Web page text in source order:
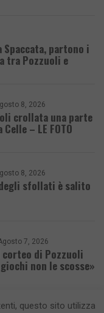
partono i
tra Pozzuoli e
8, 2026
crollata una parte
– LE FOTO
8, 2026
sfollati è salito
7, 2026
corteo di Pozzuoli
non le scosse»
questo sito utilizza